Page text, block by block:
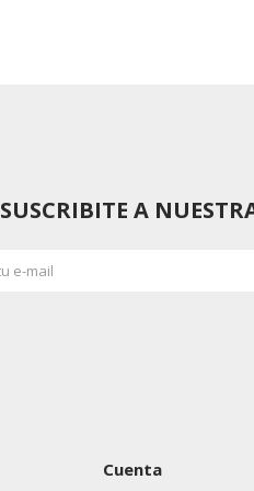
Cuenta
SUSCRIBITE A